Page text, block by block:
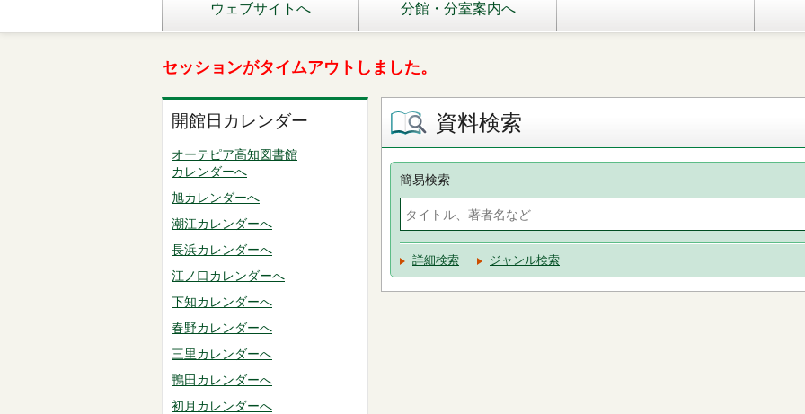
ウェブサイトへ
分館・分室案内へ
セッションがタイムアウトしました。
開館日カレンダー
オーテピア高知図書館
カレンダーへ
旭カレンダーへ
潮江カレンダーへ
長浜カレンダーへ
江ノ口カレンダーへ
下知カレンダーへ
春野カレンダーへ
三里カレンダーへ
鴨田カレンダーへ
初月カレンダーへ
資料検索
簡易検索
詳細検索 ジャンル検索